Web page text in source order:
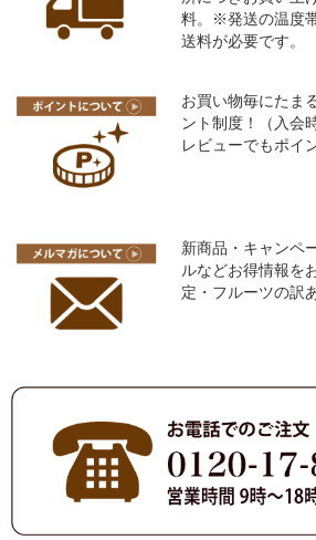
料。※発送の温度
送料が必要です。
お買い物毎にたま
ント制度！（入会
レビューでもポイ
新商品・キャンペ
ルなどお得情報を
定・フルーツの訳